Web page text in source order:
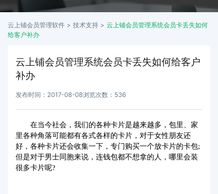
云上铺会员管理软件 > 技术支持 > 云上铺会员管理系统会员卡丢失如何
给客户补办
云上铺会员管理系统会员卡丢失如何给客户
补办
发布时间：2017-08-08浏览次数：536
在当今社会，我们的各种卡片是越来越多，包里、家
里各种角落可能都有各式各样的卡片，对于女性朋友还
好，各种卡片还会收集一下，专门购买一个放卡片的卡包;
但是对于男士同胞来说，连钱包都不想拿的人，哪里会装
很多卡片呢?